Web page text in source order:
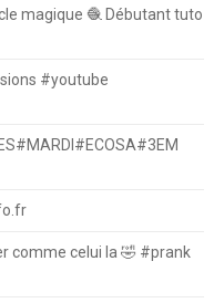
magique 🧶 Débutant tuto
#youtube
comme celui la 🤣 #prank